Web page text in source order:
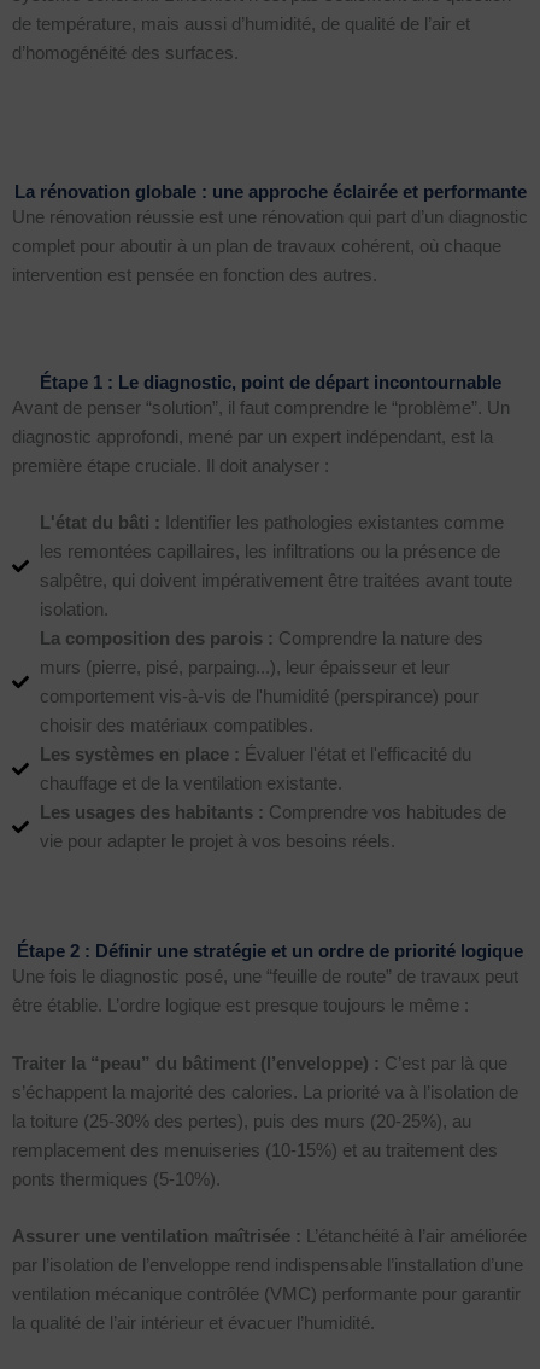
de température, mais aussi d’humidité, de qualité de l’air et
d’homogénéité des surfaces.
La rénovation globale : une approche éclairée et performante
Une rénovation réussie est une rénovation qui part d’un diagnostic
complet pour aboutir à un plan de travaux cohérent, où chaque
intervention est pensée en fonction des autres.
Étape 1 : Le diagnostic, point de départ incontournable
Avant de penser “solution”, il faut comprendre le “problème”. Un
diagnostic approfondi, mené par un expert indépendant, est la
première étape cruciale. Il doit analyser :
L'état du bâti :
Identifier les pathologies existantes comme
les remontées capillaires, les infiltrations ou la présence de
salpêtre, qui doivent impérativement être traitées avant toute
isolation.
La composition des parois : Comprendre la nature des
murs (pierre, pisé, parpaing...), leur épaisseur et leur
comportement vis-à-vis de l'humidité (perspirance) pour
choisir des matériaux compatibles.
Les systèmes en place : Évaluer l'état et l'efficacité du
chauffage et de la ventilation existante.
Les usages des habitants : Comprendre vos habitudes de
vie pour adapter le projet à vos besoins réels.
Étape 2 : Définir une stratégie et un ordre de priorité logique
Une fois le diagnostic posé, une “feuille de route” de travaux peut
être établie. L’ordre logique est presque toujours le même :
Traiter la “peau” du bâtiment (l’enveloppe) : C’est par là que
s’échappent la majorité des calories. La priorité va à l’isolation de
la toiture (25-30% des pertes), puis des murs (20-25%), au
remplacement des menuiseries (10-15%) et au traitement des
ponts thermiques (5-10%).
Assurer une ventilation maîtrisée :
L’étanchéité à l’air améliorée
par l’isolation de l’enveloppe rend indispensable l’installation d’une
ventilation mécanique contrôlée (VMC) performante pour garantir
la qualité de l’air intérieur et évacuer l’humidité.